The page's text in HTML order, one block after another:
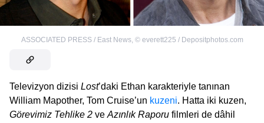
ASSOCIATED PRESS / East News, © everett225 / Depositphotos.com
Televizyon dizisi Lost’daki Ethan karakteriyle tanınan
William Mapother, Tom Cruise’un kuzeni. Hatta iki kuzen,
Görevimiz Tehlike 2 ve Azınlık Raporu filmleri de dâhil